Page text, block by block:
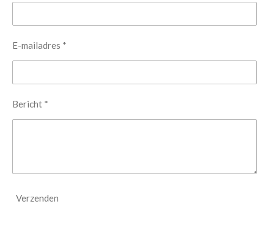
E-mailadres *
Bericht *
Verzenden